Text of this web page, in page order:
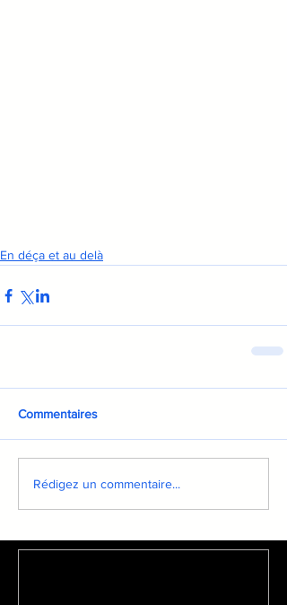
En déça et au delà
Commentaires
Rédigez un commentaire...